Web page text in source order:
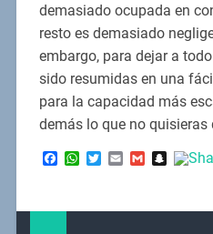
demasiado ocupada en
resto es demasiado
embargo, para dejar a
sido resumidas en una
para la capacidad más
demás lo que no quisieras
Facebook
WhatsApp
Twitter
EmailGmail